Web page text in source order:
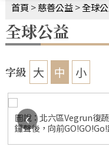
首頁 >慈善公益>全球
全球公益
字級 大 中 小
圖說：北六區Vegrun復
鑼聲後，向前
‹